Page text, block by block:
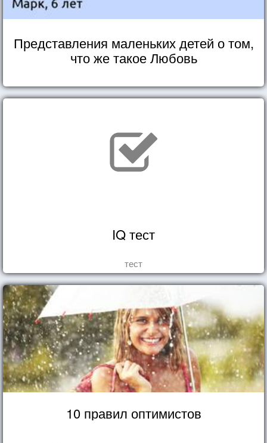
Представления маленьких детей о том,
что же такое Любовь
IQ тест
тест
10 правил оптимистов